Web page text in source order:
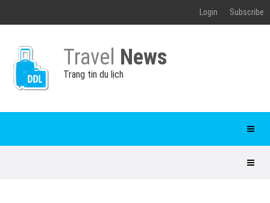
Login Subscribe
Travel News
Trang tin du lịch